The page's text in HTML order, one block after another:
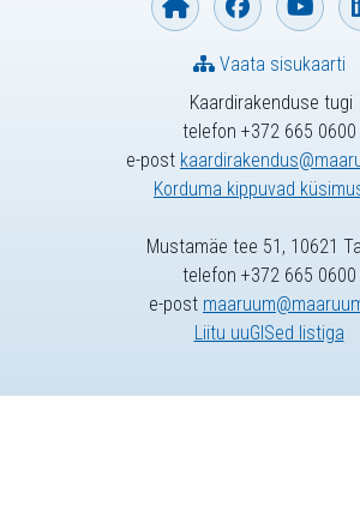
Kaardirakenduse tugi
telefon +372 665 0600
e-post
Korduma kippuvad
Vaata sisukaarti
Mustamäe tee 51, 10621
telefon +372 665 0600
e-post
Liitu uuGISed listiga